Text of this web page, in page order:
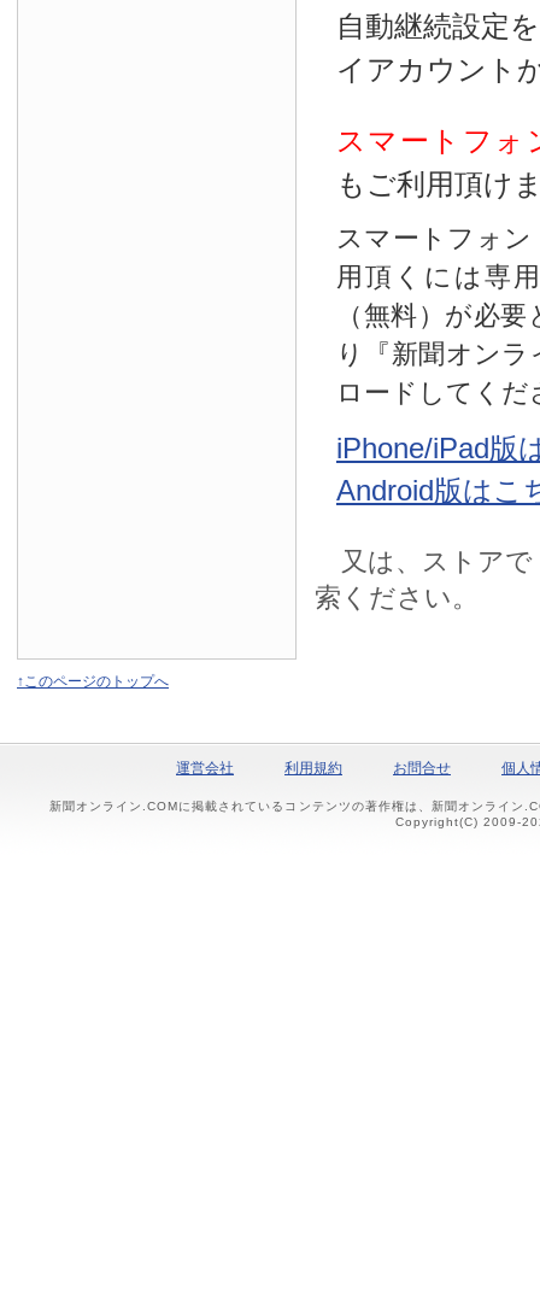
自動継続設定
イアカウント
スマートフォ
もご利用頂け
スマートフォ
用頂くには専
（無料）が必
り『新聞オン
ロードしてくだ
iPhone/iPad版
Android版はこ
又は、ストアで
索ください。
↑このページのトップへ
運営会社 利用規約 お問合せ 個人
新聞オンライン.COMに掲載されているコンテンツの著作権は、新聞オンライン
Copyright(C) 2009-